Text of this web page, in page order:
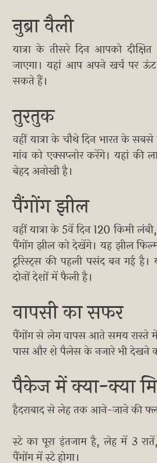
नुब्रा वैली
यात्रा के तीसरे दिन आपको
जाएगा। यहां आप अपने खर्च पर
सकते हैं।
तुरतुक
वहीं यात्रा के चौथे दिन भारत के
गांव को एक्सप्लोर करेंगे। यहां की
बेहद अनोखी है।
पैंगोंग झील
वहीं यात्रा के 5वें दिन 120 किमी
पैंगोंग झील को देखेंगे। यह झील
टूरिस्ट्स की पहली पसंद बन गई
दोनों देशों में फैली है।
वापसी का सफर
पैंगोंग से लेग वापस आते समय रास्ते में
पास और शे पैलेस के नजारे भी देखने
पैकेज में क्या-क्या
हैदराबाद से लेह तक आने-जाने की
स्टे का पूरा इंतजाम है, लेह में 3
पैंगोंग में स्टे होगा।